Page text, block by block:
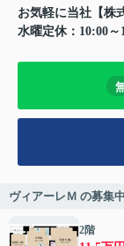
お気軽に当社【株
水曜定休：10:00～
ヴィアーレＭ の募集
2階